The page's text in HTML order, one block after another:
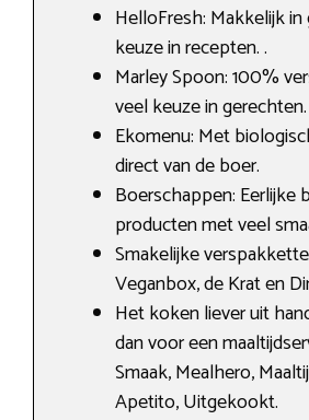
HelloFresh: Makkelijk
keuze in recepten. .
Marley Spoon: 100%
veel keuze in gerechten.
Ekomenu: Met
direct van de boer.
Boerschappen: Eerlijke
producten met veel
Smakelijke
Veganbox, de Krat en
Het koken liever uit
dan voor een
Smaak, Mealhero,
Apetito, Uitgekookt.